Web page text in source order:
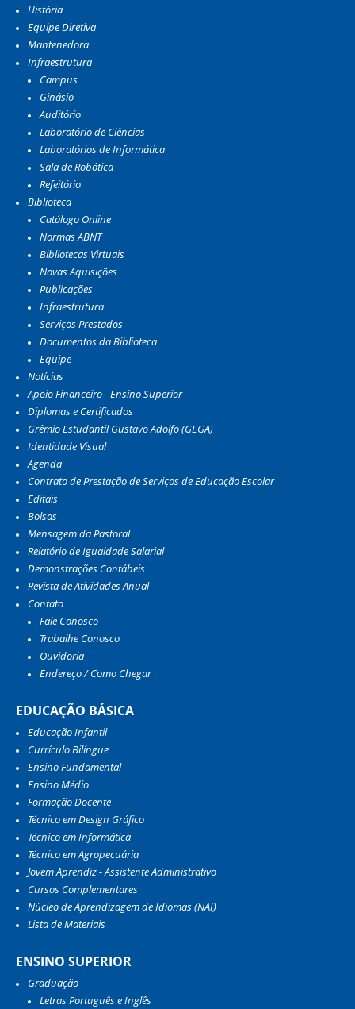
História
Equipe Diretiva
Mantenedora
Infraestrutura
Campus
Ginásio
Auditório
Laboratório de Ciências
Laboratórios de Informática
Sala de Robótica
Refeitório
Biblioteca
Catálogo Online
Normas ABNT
Bibliotecas Virtuais
Novas Aquisições
Publicações
Infraestrutura
Serviços Prestados
Documentos da Biblioteca
Equipe
Notícias
Apoio Financeiro - Ensino Superior
Diplomas e Certificados
Grêmio Estudantil Gustavo Adolfo (GEGA)
Identidade Visual
Agenda
Contrato de Prestação de Serviços de Educação Escolar
Editais
Bolsas
Mensagem da Pastoral
Relatório de Igualdade Salarial
Demonstrações Contábeis
Revista de Atividades Anual
Contato
Fale Conosco
Trabalhe Conosco
Ouvidoria
Endereço / Como Chegar
EDUCAÇÃO BÁSICA
Educação Infantil
Currículo Bilíngue
Ensino Fundamental
Ensino Médio
Formação Docente
Técnico em Design Gráfico
Técnico em Informática
Técnico em Agropecuária
Jovem Aprendiz - Assistente Administrativo
Cursos Complementares
Núcleo de Aprendizagem de Idiomas (NAI)
Lista de Materiais
ENSINO SUPERIOR
Graduação
Letras Português e Inglês